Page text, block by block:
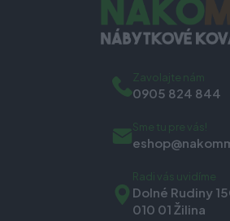
Zavolajte nám
0905 824 844
Sme tu pre vás!
Radi vás uvidíme
Dolné Rudiny
010 01 Žilina